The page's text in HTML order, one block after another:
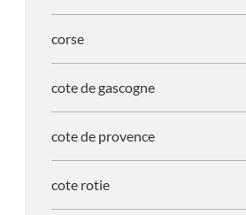
corse
cote de gascogne
cote de provence
cote rotie